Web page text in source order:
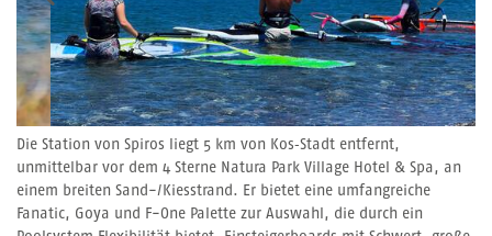
Die Station von Spiros liegt 5 km von Kos‑Stadt entfernt,
unmittelbar vor dem 4 Sterne Natura Park Village Hotel & Spa, an
einem breiten Sand-/Kiesstrand. Er bietet eine umfangreiche
Fanatic, Goya und F-One Palette zur Auswahl, die durch ein